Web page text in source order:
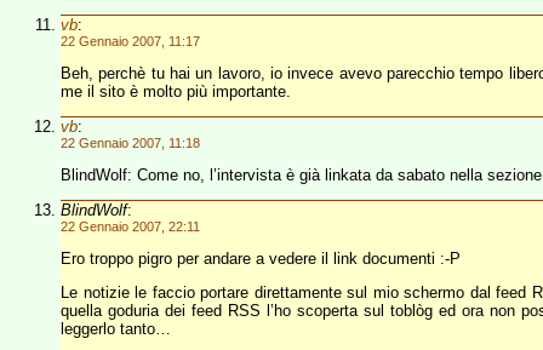
vb:
22 Gennaio 2007, 11:17
Beh, perchè tu hai un lavoro, io invece avevo parecchio tempo
me il sito è molto più importante.
vb:
22 Gennaio 2007, 11:18
BlindWolf: Come no, l’intervista è già linkata da sabato nella
BlindWolf:
22 Gennaio 2007, 22:11
Ero troppo pigro per andare a vedere il link documenti :-P
Le notizie le faccio portare direttamente sul mio schermo dal feed
quella goduria dei feed RSS l’ho scoperta sul toblòg ed ora non
leggerlo tanto…